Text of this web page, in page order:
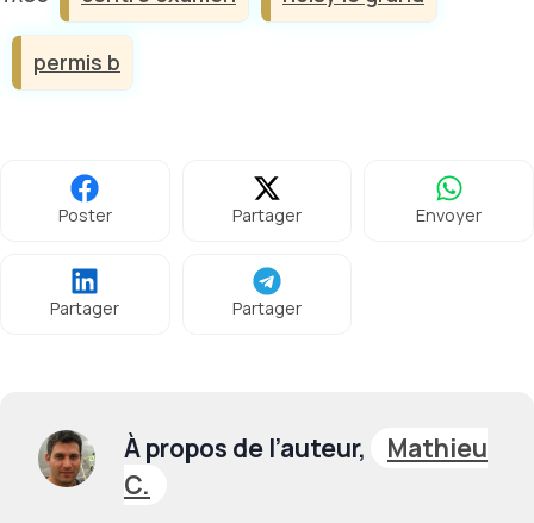
permis b
Poster Partager Envoyer
Partager Partager
À propos de l’auteur,
Mathieu
C.